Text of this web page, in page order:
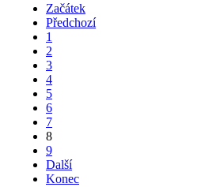
Začátek
Předchozí
1
2
3
4
5
6
7
8
9
Další
Konec